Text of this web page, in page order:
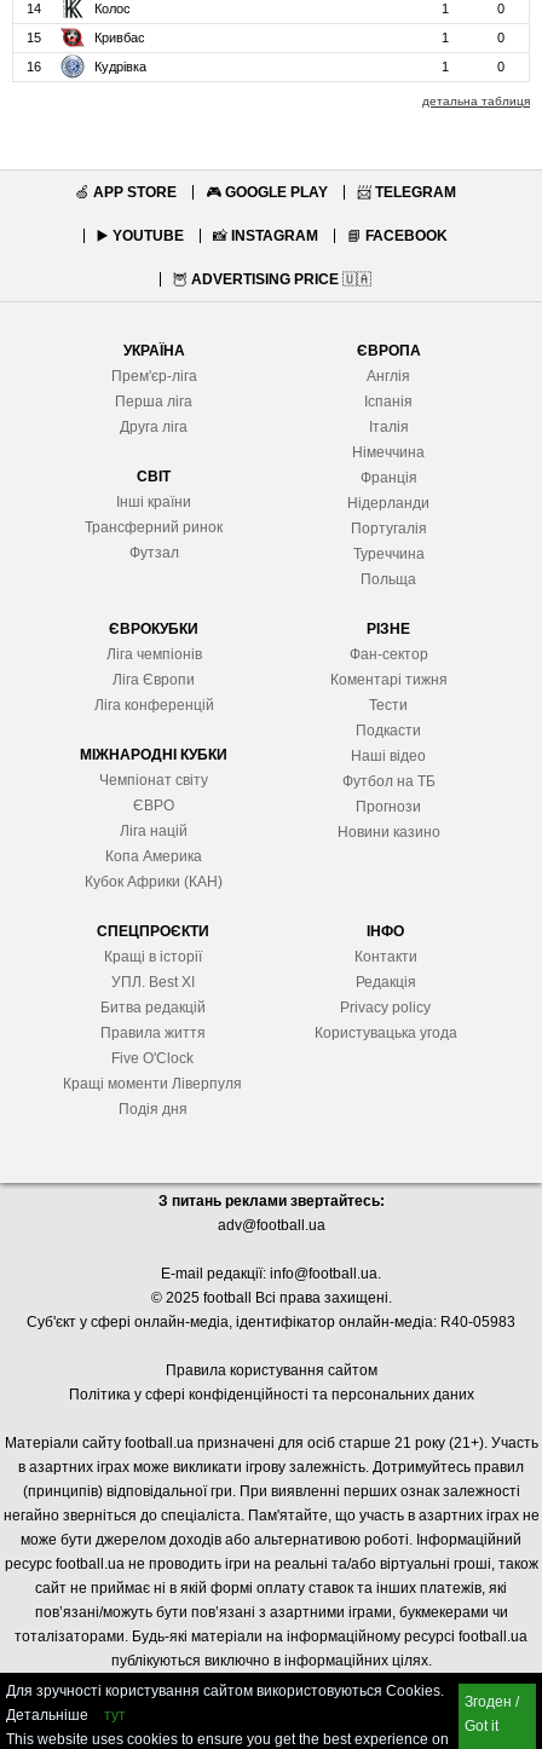
14
Колос 1
0
15
Кривбас 1
0
16
Кудрівка 1 0
детальна таблиця
🍏 APP STORE 🎮 GOOGLE PLAY 📨 TELEGRAM
▶️ YOUTUBE 📸 INSTAGRAM 📘 FACEBOOK
🦉 ADVERTISING PRICE 🇺🇦
УКРАЇНА
Прем'єр-ліга
Перша ліга
Друга ліга
СВІТ
Інші країни
Трансферний ринок
Футзал
ЄВРОПА
Англія
Іспанія
Італія
Німеччина
Франція
Нідерланди
Португалія
Туреччина
Польща
ЄВРОКУБКИ
Ліга чемпіонів
Ліга Європи
Ліга конференцій
МІЖНАРОДНІ КУБКИ
Чемпіонат світу
ЄВРО
Ліга націй
Копа Америка
Кубок Африки (КАН)
РІЗНЕ
Фан-сектор
Коментарі тижня
Тести
Подкасти
Наші відео
Футбол на ТБ
Прогнози
Новини казино
СПЕЦПРОЄКТИ
Кращі в історії
УПЛ. Best XІ
Битва редакцій
Правила життя
Five O'Clock
Кращі моменти Ліверпуля
Подія дня
ІНФО
Контакти
Редакція
Privacy policy
Користувацька угода
З питань реклами звертайтесь:
adv@football.ua
E-mail редакції: info@football.ua.
© 2025 football Всі права захищені.
Суб'єкт у сфері онлайн-медіа, ідентифікатор онлайн-медіа: R40-05983
Правила користування сайтом
Політика у сфері конфіденційності та персональних даних
Матеріали сайту football.ua призначені для осіб старше 21 року (21+). Участь
в азартних іграх може викликати ігрову залежність. Дотримуйтесь правил
(принципів) відповідальної гри. При виявленні перших ознак залежності
негайно зверніться до спеціаліста. Пам'ятайте, що участь в азартних іграх не
може бути джерелом доходів або альтернативою роботі. Інформаційний
ресурс football.ua не проводить ігри на реальні та/або віртуальні гроші, також
сайт не приймає ні в якій формі оплату ставок та інших платежів, які
пов’язані/можуть бути пов’язані з азартними іграми, букмекерами чи
тоталізаторами. Будь-які матеріали на інформаційному ресурсі football.ua
публікуються виключно в інформаційних цілях.
Для зручності користування сайтом використовуються Cookies.
Детальніше
тут
This website uses cookies to ensure you get the best experience on
Згоден /
Got it